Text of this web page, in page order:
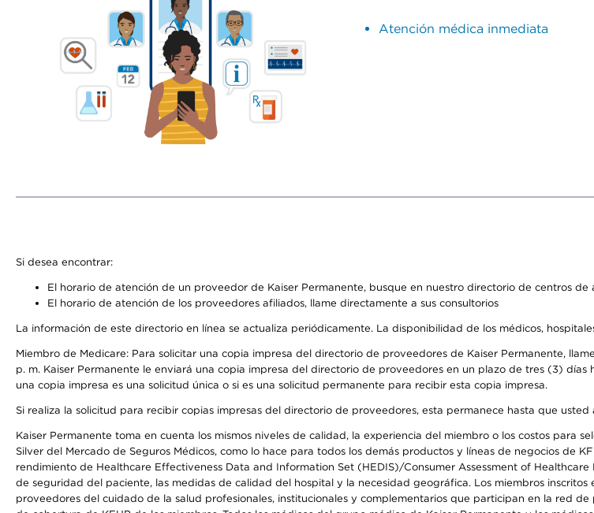
Atención médica inmediata
Si desea encontrar:
El horario de atención de un proveedor de Kaiser Permanente, busque en nuestro directorio de centros de
El horario de atención de los proveedores afiliados, llame directamente a sus consultorios
La información de este directorio en línea se actualiza periódicamente. La disponibilidad de los médicos,
Miembro de Medicare: Para solicitar una copia impresa del directorio de proveedores de Kaiser Permanente,
p. m. Kaiser Permanente le enviará una copia impresa del directorio de proveedores en un plazo de tres (3)
una copia impresa es una solicitud única o si es una solicitud permanente para recibir esta copia impresa.
Si realiza la solicitud para recibir copias impresas del directorio de proveedores, esta permanece hasta que
Kaiser Permanente toma en cuenta los mismos niveles de calidad, la experiencia del miembro o los costos para
Silver del Mercado de Seguros Médicos, como lo hace para todos los demás productos y líneas de negocios de
rendimiento de Healthcare Effectiveness Data and Information Set (HEDIS)/Consumer Assessment of
de seguridad del paciente, las medidas de calidad del hospital y la necesidad geográfica. Los miembros
proveedores del cuidado de la salud profesionales, institucionales y complementarios que participan en la red